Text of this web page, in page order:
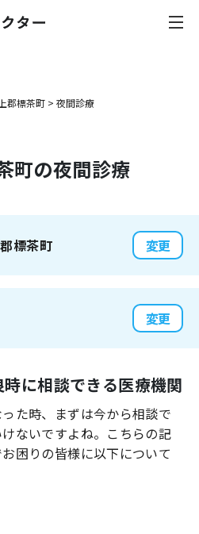
郡標茶町 > 夜間診療
町の夜間診療
標茶町 変更
変更
に相談できる医療機関
た時、まずは今から相談で
ないですよね。こちらの記
困りの皆様に以下について